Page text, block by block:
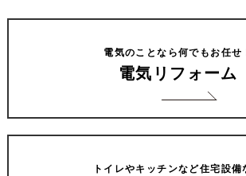
電気のことなら何でもお任せ
電気リフォーム
トイレやキッチンなど住宅設備